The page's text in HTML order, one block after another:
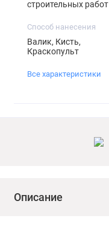
строительных работ
Способ нанесения
Валик, Кисть,
Краскопульт
Все характеристики
Описание